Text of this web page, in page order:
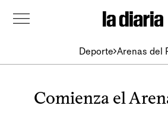
Deporte Arenas del
Comienza el